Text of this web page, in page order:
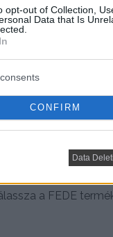
opt-out of Collection,
Data that Is
CONFIRM
Data
a gyártás során.
anyagok terén.
magas színvonalú
megnyomni egy
a FEDE